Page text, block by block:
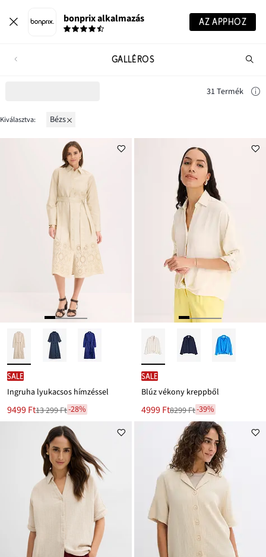
bonprix alkalmazás AZ APPHOZ
GALLÉROS
31 Termék
Kiválasztva: bézs
SALE
Ingruha lyukacsos hímzéssel
Új
ár
9499 Ft
Leárazva13 299 Ft-28%
SALE
Blúz vékony kreppből
Új
4999 Ft
Leárazva8299 Ft-39%